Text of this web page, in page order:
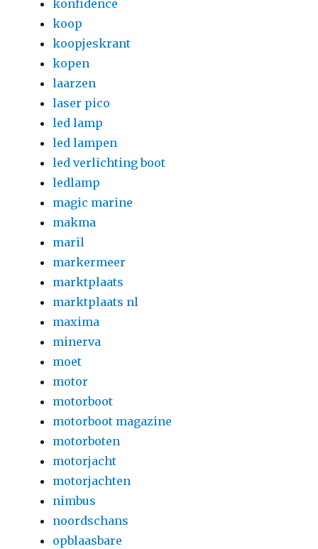
konfidence
koop
koopjeskrant
kopen
laarzen
laser pico
led lamp
led lampen
led verlichting boot
ledlamp
magic marine
makma
maril
markermeer
marktplaats
marktplaats nl
maxima
minerva
moet
motor
motorboot
motorboot magazine
motorboten
motorjacht
motorjachten
nimbus
noordschans
opblaasbare